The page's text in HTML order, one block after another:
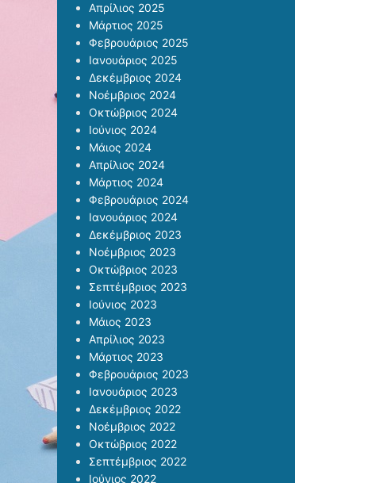
Απρίλιος 2025
Μάρτιος 2025
Φεβρουάριος 2025
Ιανουάριος 2025
Δεκέμβριος 2024
Νοέμβριος 2024
Οκτώβριος 2024
Ιούνιος 2024
Μάιος 2024
Απρίλιος 2024
Μάρτιος 2024
Φεβρουάριος 2024
Ιανουάριος 2024
Δεκέμβριος 2023
Νοέμβριος 2023
Οκτώβριος 2023
Σεπτέμβριος 2023
Ιούνιος 2023
Μάιος 2023
Απρίλιος 2023
Μάρτιος 2023
Φεβρουάριος 2023
Ιανουάριος 2023
Δεκέμβριος 2022
Νοέμβριος 2022
Οκτώβριος 2022
Σεπτέμβριος 2022
Ιούνιος 2022